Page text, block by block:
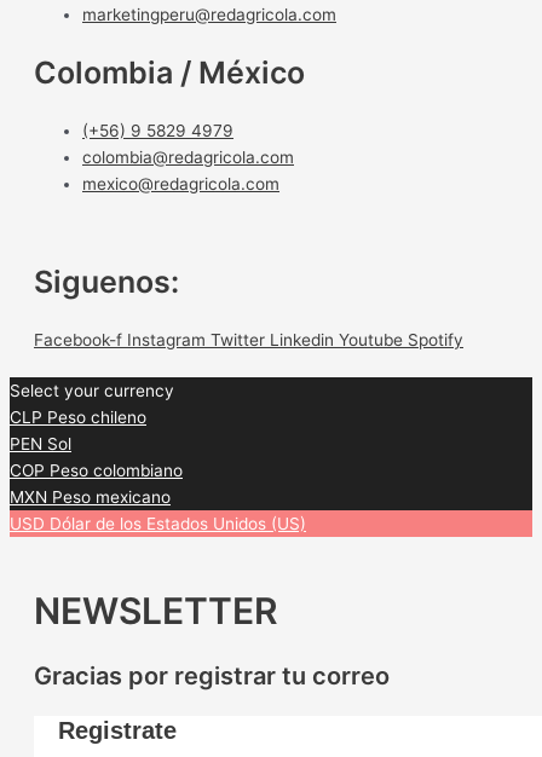
marketingperu@redagricola.com
Colombia / México
(+56) 9 5829 4979
colombia@redagricola.com
mexico@redagricola.com
Siguenos:
Facebook-f Instagram Twitter Linkedin Youtube Spotify
Select your currency
CLP Peso chileno
PEN Sol
COP Peso colombiano
MXN Peso mexicano
USD Dólar de los Estados Unidos (US)
NEWSLETTER
Gracias por registrar tu correo
Registrate